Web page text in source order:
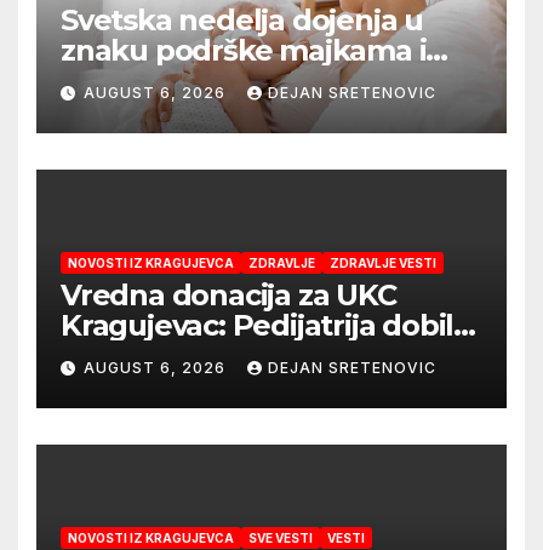
Svetska nedelja dojenja u
znaku podrške majkama i
najboljeg početka života
AUGUST 6, 2026 DEJAN SRETENOVIC
NOVOSTI IZ KRAGUJEVCA ZDRAVLJE ZDRAVLJE VESTI
Vredna donacija za UKC
Kragujevac: Pedijatrija dobila
mobilni rendgen i mikroskop
vredne 9,6 miliona dinara
AUGUST 6, 2026 DEJAN SRETENOVIC
NOVOSTI IZ KRAGUJEVCA SVE VESTI VESTI